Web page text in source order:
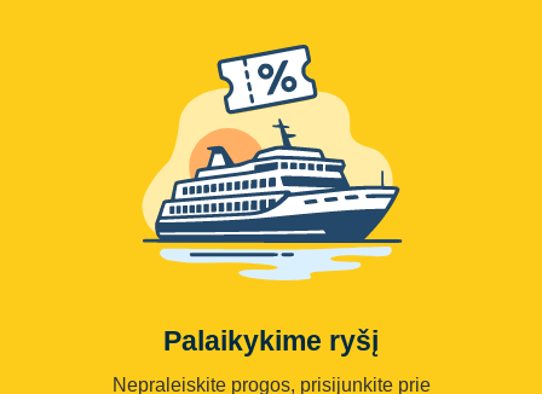
Palaikykime ryšį
Nepraleiskite progos, prisijunkite prie